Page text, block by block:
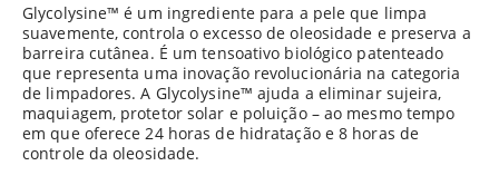
Glycolysine™ é um ingrediente para a pele que limpa
suavemente, controla o excesso de oleosidade e preserva a
barreira cutânea. É um tensoativo biológico patenteado
que representa uma inovação revolucionária na categoria
de limpadores. A Glycolysine™ ajuda a eliminar sujeira,
maquiagem, protetor solar e poluição – ao mesmo tempo
em que oferece 24 horas de hidratação e 8 horas de
controle da oleosidade.